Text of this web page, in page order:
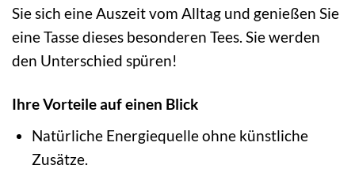
Sie sich eine Auszeit vom Alltag und genießen Sie
eine Tasse dieses besonderen Tees. Sie werden
den Unterschied spüren!
Ihre Vorteile auf einen Blick
Natürliche Energiequelle ohne künstliche
Zusätze.